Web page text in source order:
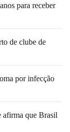
para receber
de clube de
por infecção
afirma que Brasil